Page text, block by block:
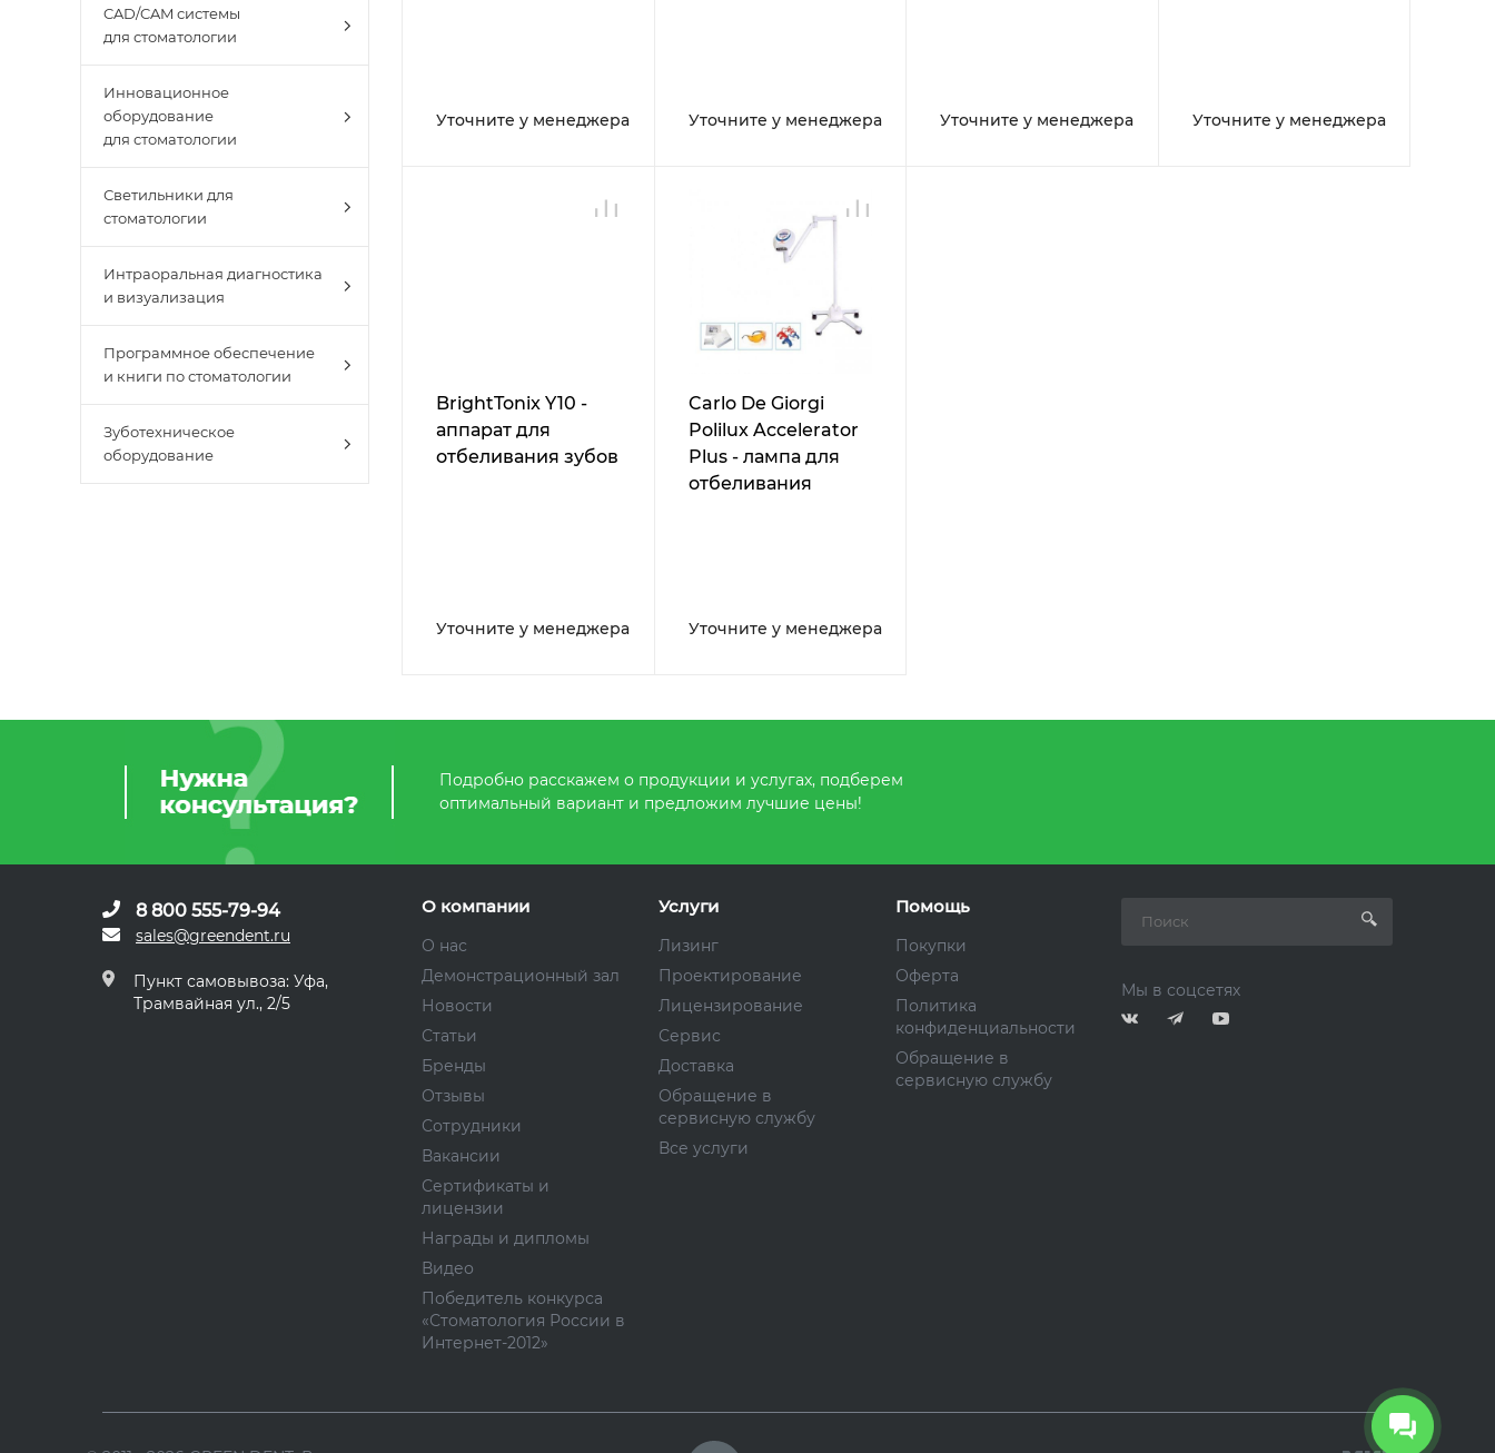
CAD/CAM системы
для стоматологии
Инновационное
оборудование
для стоматологии
Светильники для
стоматологии
Интраоральная диагностика
и визуализация
Программное обеспечение
и книги по стоматологии
Зуботехническое
оборудование
Уточните у менеджера Уточните у менеджера Уточните у менеджера Уточните у менеджера
BrightTonix Y10 -
аппарат для
отбеливания зубов
Уточните у менеджера
Carlo De Giorgi
Polilux Accelerator
Plus - лампа для
отбеливания
Уточните у менеджера
Подробно расскажем о продукции и услугах, подберем
оптимальный вариант и предложим лучшие цены!
8 800 555-79-94
sales@greendent.ru
Пункт самовывоза: Уфа,
Трамвайная ул., 2/5
О компании
О нас
Демонстрационный зал
Новости
Статьи
Бренды
Отзывы
Сотрудники
Вакансии
Сертификаты и
лицензии
Награды и дипломы
Видео
Победитель конкурса
«Стоматология России в
Интернет-2012»
Услуги
Лизинг
Проектирование
Лицензирование
Сервис
Доставка
Обращение в
сервисную службу
Все услуги
Помощь
Покупки
Оферта
Политика
конфиденциальности
Обращение в
сервисную службу
Мы в соцсетях